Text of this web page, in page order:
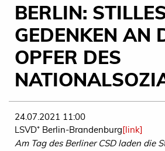
BERLIN:
GEDENKEN AN
OPFER DES
24.07.2021 11:00
LSVD⁺ Berlin-Brandenburg[link]
Am Tag des Berliner CSD laden die